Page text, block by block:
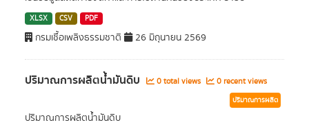
XLSX CSV PDF
กรมเชื้อเพลิงธรรมชาติ 26 มิถุนายน 2569
ปริมาณการผลิตน้ำมันดิบ 0 total views 0 recent views
ปริมาณการผลิต
ปริมาณการผลิตน้ำมันดิบ